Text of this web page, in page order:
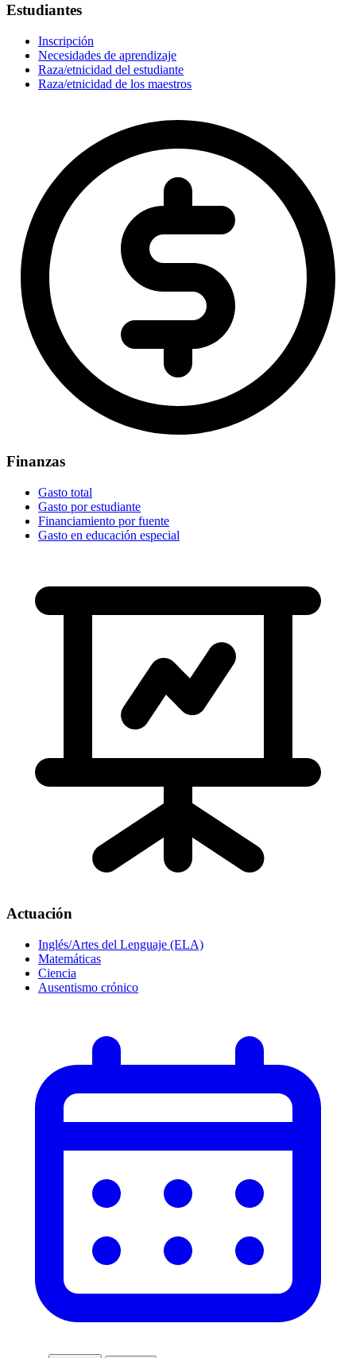
Estudiantes
Inscripción
Necesidades de aprendizaje
Raza/etnicidad del estudiante
Raza/etnicidad de los maestros
Finanzas
Gasto total
Gasto por estudiante
Financiamiento por fuente
Gasto en educación especial
Actuación
Inglés/Artes del Lenguaje (ELA)
Matemáticas
Ciencia
Ausentismo crónico